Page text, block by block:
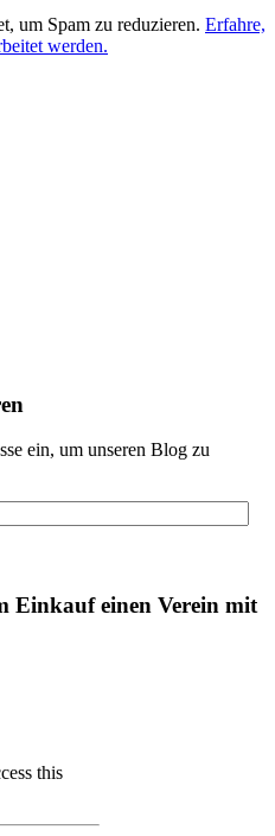
um Spam zu reduzieren. Erfahre,
werden.
ein, um unseren Blog zu
Einkauf einen Verein mit